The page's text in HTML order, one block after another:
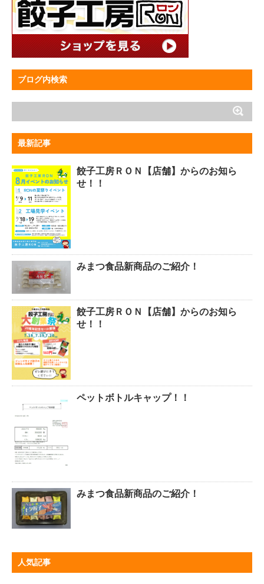
ブログ内検索
最新記事
餃子工房ＲＯＮ【店舗】からのお知ら
せ！！
みまつ食品新商品のご紹介！
餃子工房ＲＯＮ【店舗】からのお知ら
せ！！
ペットボトルキャップ！！
みまつ食品新商品のご紹介！
人気記事